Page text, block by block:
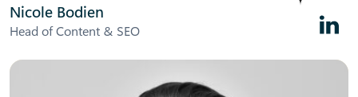
Nicole Bodien
Head of Content & SEO